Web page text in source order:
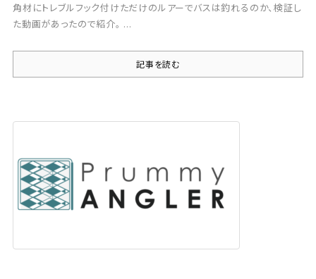
角材にトレブルフック付けただけのルアーでバスは釣れるのか、検証し
た動画があったので紹介。 ...
記事を読む